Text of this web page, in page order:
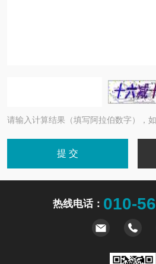
请输入计算结果（填写阿拉伯数字），
热线电话： 010-